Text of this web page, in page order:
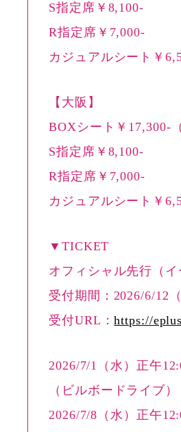
S指定席￥8,100-
R指定席￥7,000-
カジュアルシート￥
【大阪】
BOXシート￥17,300-
S指定席￥8,100-
R指定席￥7,000-
カジュアルシート￥
▼TICKET
オフィシャル先行（イ
受付期間：2026/6/12
受付URL：https://
2026/7/1（水）正午
（ビルボードライブ）
2026/7/8（水）正午